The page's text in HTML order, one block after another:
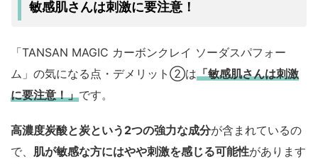
敏感肌さんは刺激に要注意！
「TANSAN MAGIC カーボンクレイ ソーダスパフォー
ム」の気になる点・デメリット②は「敏感肌さんは刺激
に要注意！」です。
高濃度炭酸と炭という2つの強力な成分が含まれているの
で、 肌が敏感な方にはやや刺激を感じる可能性があります